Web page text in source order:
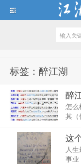
标签：醉江湖
醉
怎么
其（
年度
物史
下风
这
人
事业